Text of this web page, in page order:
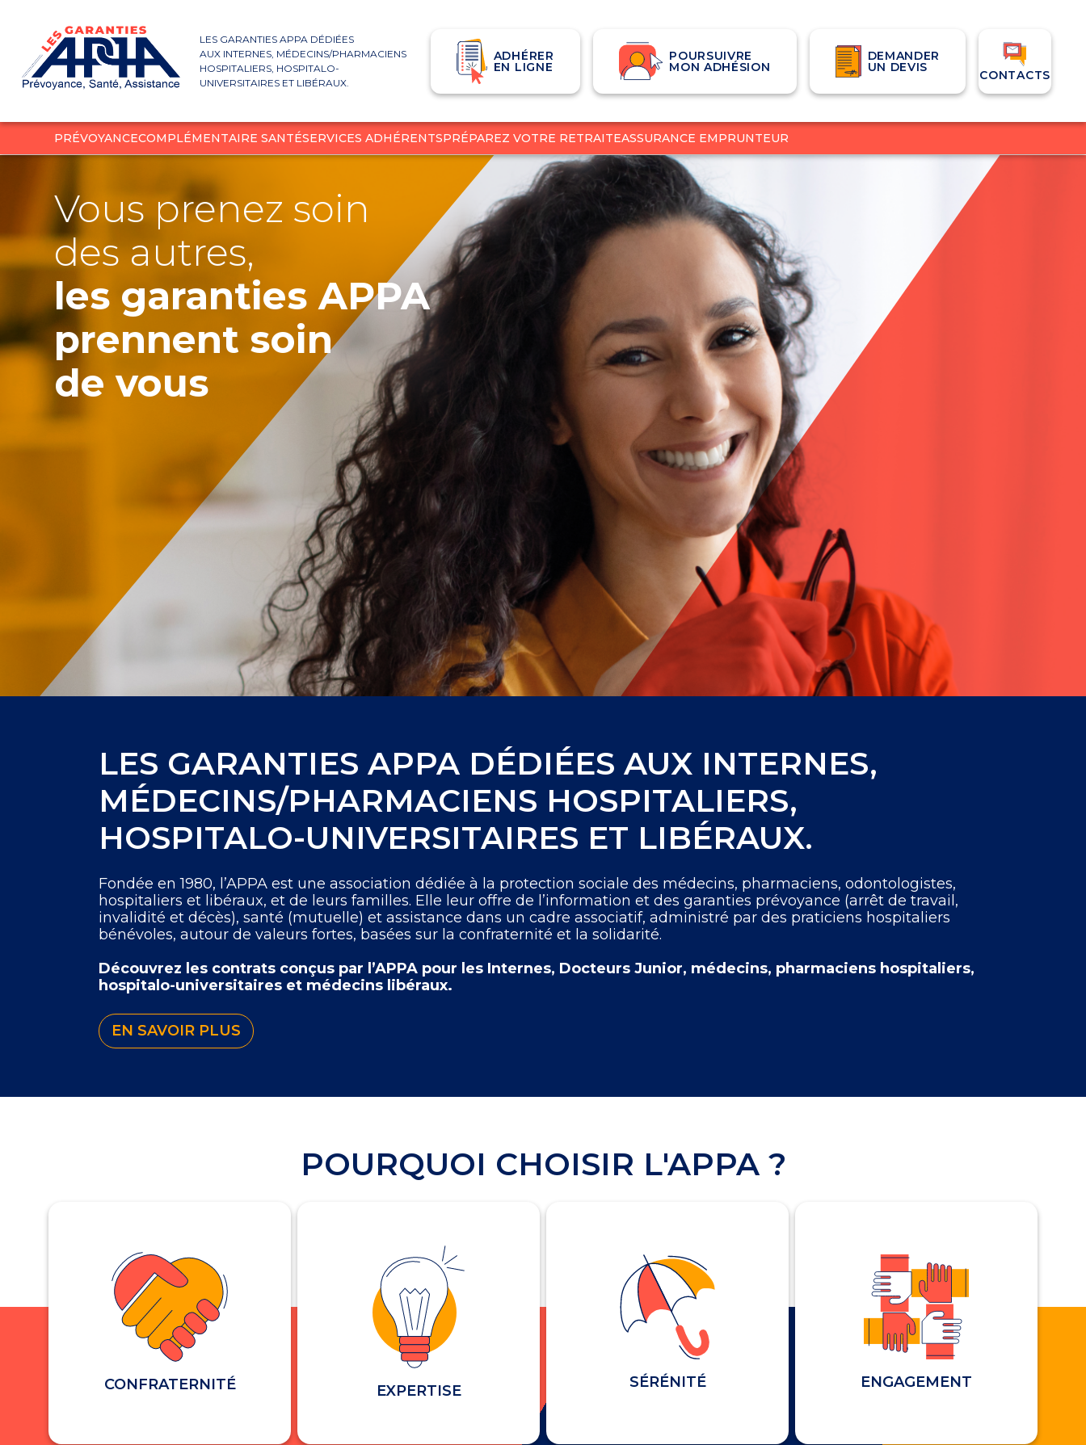
LES GARANTIES APPA DÉDIÉES
AUX INTERNES, MÉDECINS/PHARMACIENS
HOSPITALIERS, HOSPITALO-
UNIVERSITAIRES ET LIBÉRAUX.
ADHÉRER
EN LIGNE
POURSUIVRE
MON ADHÉSION
DEMANDER
UN DEVIS
CONTACTS
PRÉVOYANCECOMPLÉMENTAIRE SANTÉSERVICES ADHÉRENTSPRÉPAREZ VOTRE RETRAITEASSURANCE EMPRUNTEUR
Vous prenez soin
des autres,
les garanties APPA
prennent soin
de vous
LES GARANTIES APPA DÉDIÉES AUX INTERNES,
MÉDECINS/PHARMACIENS HOSPITALIERS,
HOSPITALO-UNIVERSITAIRES ET LIBÉRAUX.
Fondée en 1980, l’APPA est une association dédiée à la protection sociale des médecins, pharmaciens, odontologistes,
hospitaliers et libéraux, et de leurs familles. Elle leur offre de l’information et des garanties prévoyance (arrêt de travail,
invalidité et décès), santé (mutuelle) et assistance dans un cadre associatif, administré par des praticiens hospitaliers
bénévoles, autour de valeurs fortes, basées sur la confraternité et la solidarité.
Découvrez les contrats conçus par l’APPA pour les Internes, Docteurs Junior, médecins, pharmaciens hospitaliers,
hospitalo-universitaires et médecins libéraux.
EN SAVOIR PLUS
POURQUOI CHOISIR L'APPA ?
CONFRATERNITÉ EXPERTISE SÉRÉNITÉ ENGAGEMENT